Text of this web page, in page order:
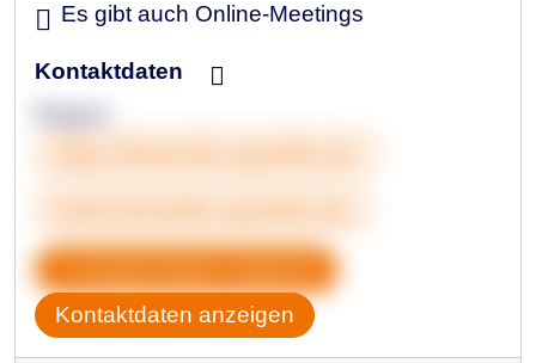
Es gibt auch Online-Meetings
Kontaktdaten
Kontaktdaten anzeigen